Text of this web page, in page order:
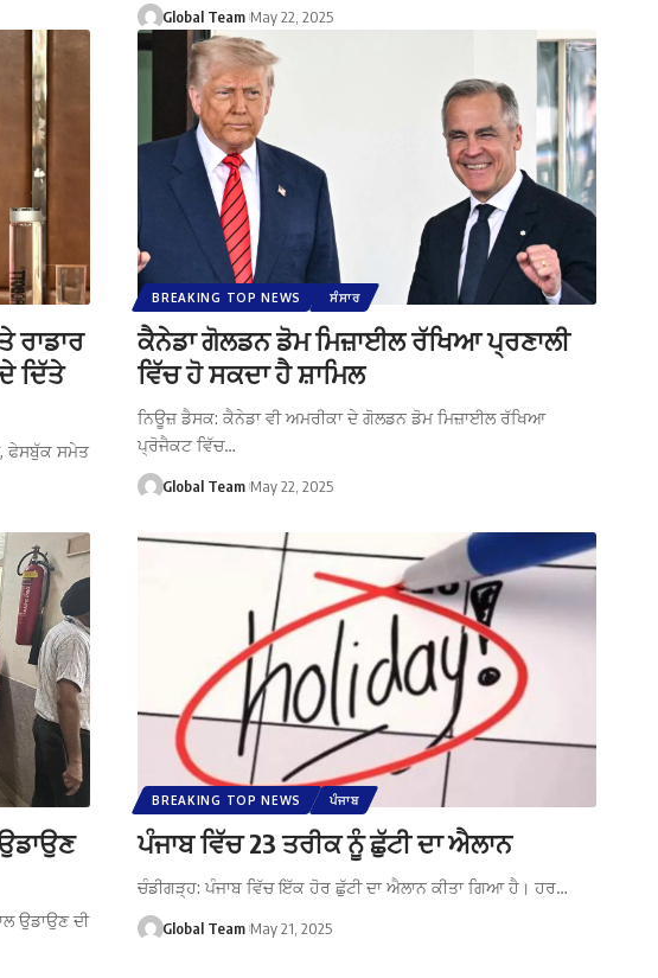
Global Team May 22, 2025
ਰਾਡਾਰ
ਦਿੱਤੇ
ਫੇਸਬੁੱਕ ਸਮੇਤ
BREAKING TOP NEWS ਸੰਸਾਰ
ਕੈਨੇਡਾ ਗੋਲਡਨ ਡੋਮ ਮਿਜ਼ਾਈਲ ਰੱਖਿਆ ਪ੍ਰਣਾਲੀ
ਵਿੱਚ ਹੋ ਸਕਦਾ ਹੈ ਸ਼ਾਮਿਲ
ਨਿਊਜ਼ ਡੈਸਕ: ਕੈਨੇਡਾ ਵੀ ਅਮਰੀਕਾ ਦੇ ਗੋਲਡਨ ਡੋਮ ਮਿਜ਼ਾਈਲ ਰੱਖਿਆ
ਪ੍ਰੋਜੈਕਟ ਵਿੱਚ…
Global Team May 22, 2025
ਉਡਾਉਣ ਦੀ
BREAKING TOP NEWS ਪੰਜਾਬ
ਪੰਜਾਬ ਵਿੱਚ 23 ਤਰੀਕ ਨੂੰ ਛੁੱਟੀ ਦਾ ਐਲਾਨ
ਚੰਡੀਗੜ੍ਹ: ਪੰਜਾਬ ਵਿੱਚ ਇੱਕ ਹੋਰ ਛੁੱਟੀ ਦਾ ਐਲਾਨ ਕੀਤਾ ਗਿਆ ਹੈ। ਹਰ…
Global Team May 21, 2025